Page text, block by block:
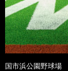
国市浜公園野球場